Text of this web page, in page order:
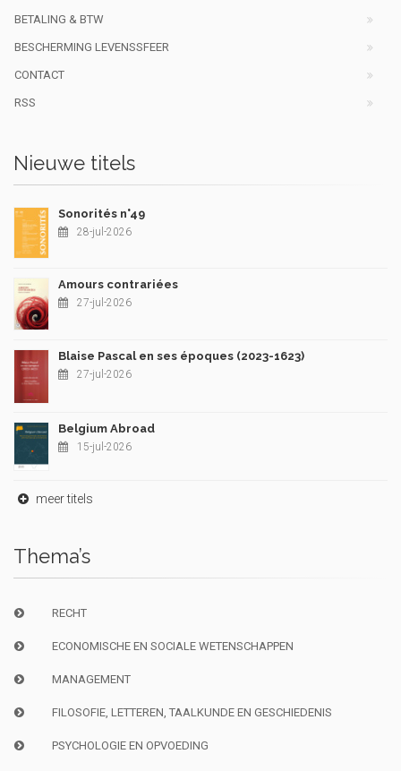
BETALING & BTW
BESCHERMING LEVENSSFEER
CONTACT
RSS
Nieuwe titels
Sonorités n°49
28-jul-2026
Amours contrariées
27-jul-2026
Blaise Pascal en ses époques (2023-1623)
27-jul-2026
Belgium Abroad
15-jul-2026
meer titels
Thema’s
RECHT
ECONOMISCHE EN SOCIALE WETENSCHAPPEN
MANAGEMENT
FILOSOFIE, LETTEREN, TAALKUNDE EN GESCHIEDENIS
PSYCHOLOGIE EN OPVOEDING